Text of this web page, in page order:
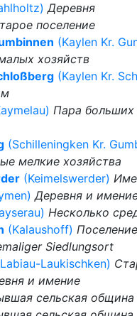
Деревня
поселение
(Kaylen Kr.
хозяйств
(Kaylen Kr.
Пара
(Schilleningken Kr.
мелкие хозяйства
(Keimelswerder)
Деревня и
Несколько
(Kalaushoff) Поселение
Siedlungsort
Laukischken)
и имение
сельская община